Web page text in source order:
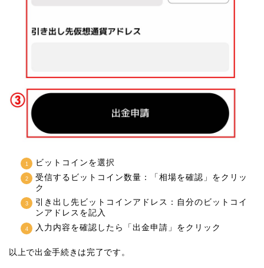
ビットコインを選択
受信するビットコイン数量：「相場を確認」をクリッ
ク
引き出し先ビットコインアドレス：自分のビットコイ
ンアドレスを記入
入力内容を確認したら「出金申請」をクリック
以上で出金手続きは完了です。